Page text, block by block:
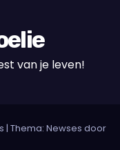
van je leven!
| Thema: Newses door